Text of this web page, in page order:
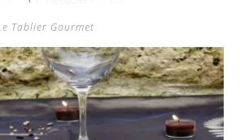
Tablier Gourmet